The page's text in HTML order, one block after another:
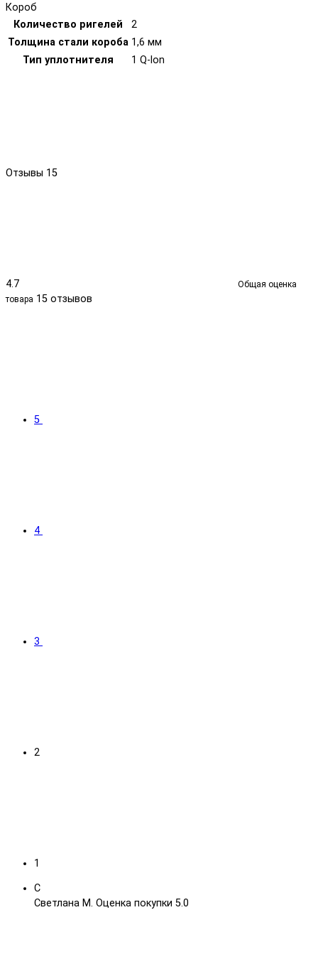
Короб
Количество ригелей
2
Толщина стали короба 1,6 мм
Тип уплотнителя
1 Q-lon
Отзывы 15
4.7
Общая оценка
товара 15 отзывов
5
4
3
2
1
С
Светлана М. Оценка покупки 5.0